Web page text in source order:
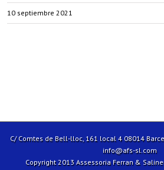
10 septiembre 2021
C/ Comtes de Bell-lloc, 161 local 4 08014
info@afs-sl.com
Copyright 2013 Assessoria Ferran &